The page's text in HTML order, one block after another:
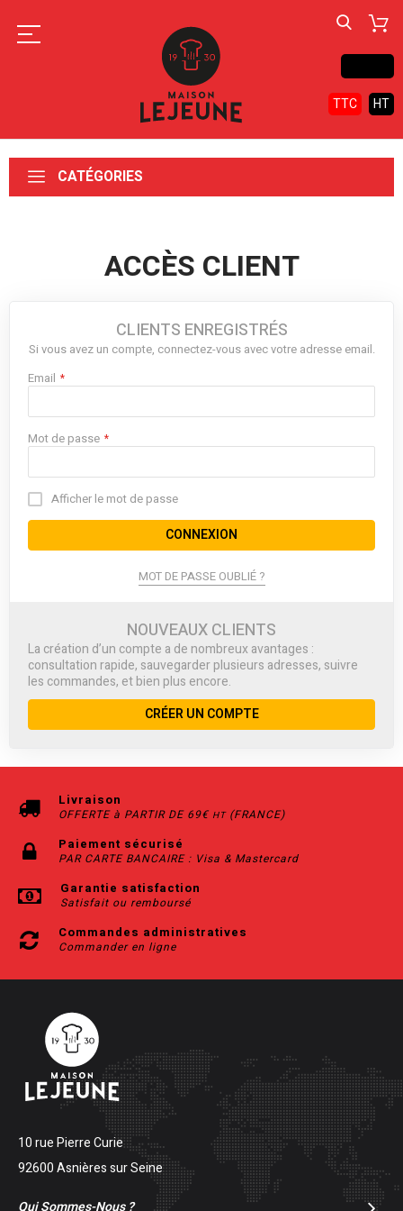
TTC HT
CATÉGORIES
ACCÈS CLIENT
CLIENTS ENREGISTRÉS
Si vous avez un compte, connectez-vous avec votre adresse email.
Email
Mot de passe
Afficher le mot de passe
CONNEXION
MOT DE PASSE OUBLIÉ ?
NOUVEAUX CLIENTS
La création d’un compte a de nombreux avantages :
consultation rapide, sauvegarder plusieurs adresses, suivre
les commandes, et bien plus encore.
CRÉER UN COMPTE
Livraison
OFFERTE à PARTIR DE 69€ HT(FRANCE)
Paiement sécurisé
PAR CARTE BANCAIRE : Visa & Mastercard
Garantie satisfaction
Satisfait ou remboursé
Commandes administratives
Commander en ligne
10 rue Pierre Curie
92600 Asnières sur Seine
Qui Sommes-Nous ?